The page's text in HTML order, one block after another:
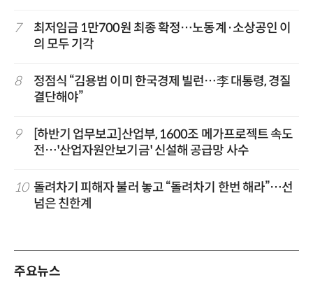
7
최저임금 1만700원 최종 확정…노동계·소상공인 이
의 모두 기각
8
정점식 “김용범 이미 한국경제 빌런…李 대통령, 경질
결단해야”
9
[하반기 업무보고]산업부, 1600조 메가프로젝트 속도
전…'산업자원안보기금' 신설해 공급망 사수
10 돌려차기 피해자 불러 놓고 “돌려차기 한번 해라”…선
넘은 친한계
주요뉴스